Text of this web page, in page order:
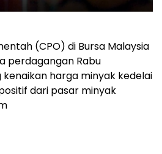
(CPO) di Bursa Malaysia
perdagangan Rabu
harga minyak kedelai
dari pasar minyak